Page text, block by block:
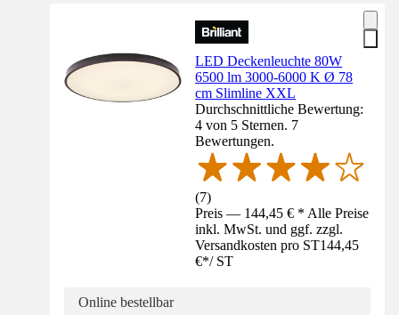
LED Deckenleuchte 80W
6500 lm 3000-6000 K Ø 78
cm Slimline XXL
Durchschnittliche Bewertung:
4 von 5 Sternen. 7
Bewertungen.
(7)
Preis — 144,45 € * Alle Preise
inkl. MwSt. und ggf. zzgl.
Versandkosten pro ST144,45
€*/ ST
Online bestellbar